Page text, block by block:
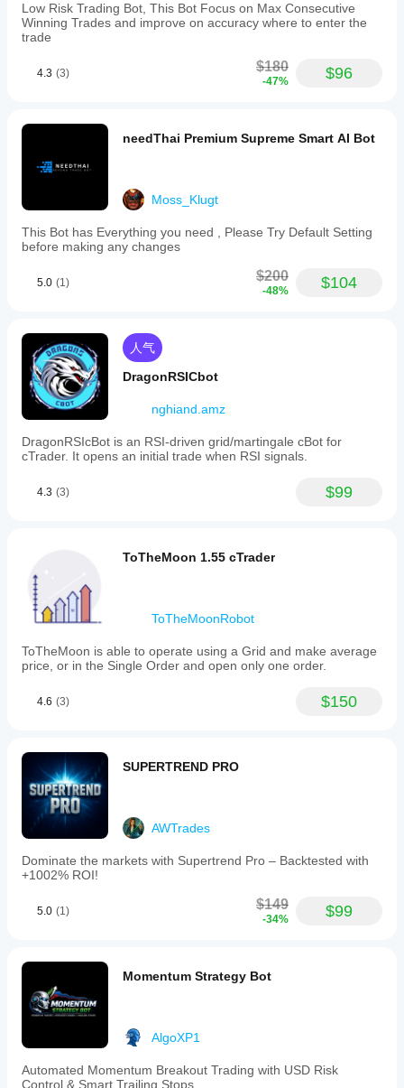
Low Risk Trading Bot, This Bot Focus on Max Consecutive
Winning Trades and improve on accuracy where to enter the
trade
4.3 (3) $180
-47% $96
needThai Premium Supreme Smart AI Bot
Moss_Klugt
This Bot has Everything you need , Please Try Default Setting
before making any changes
5.0 (1) $200
-48% $104
人气
DragonRSICbot
nghiand.amz
DragonRSIcBot is an RSI-driven grid/martingale cBot for
cTrader. It opens an initial trade when RSI signals.
4.3 (3) $99
ToTheMoon 1.55 cTrader
ToTheMoonRobot
ToTheMoon is able to operate using a Grid and make average
price, or in the Single Order and open only one order.
4.6 (3) $150
SUPERTREND PRO
AWTrades
Dominate the markets with Supertrend Pro – Backtested with
+1002% ROI!
5.0 (1) $149
-34% $99
Momentum Strategy Bot
AlgoXP1
Automated Momentum Breakout Trading with USD Risk
Control & Smart Trailing Stops